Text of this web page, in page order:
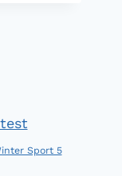
Sport 5